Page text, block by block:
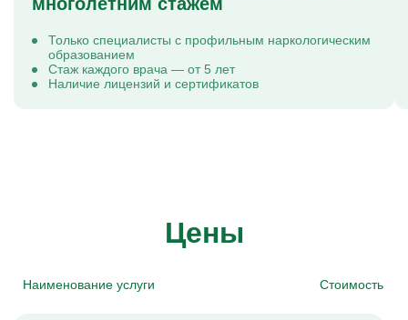
Только специалисты с профильным наркологическим
образованием
Стаж каждого врача — от 5 лет
Наличие лицензий и сертификатов
Цены
Наименование услуги Стоимость